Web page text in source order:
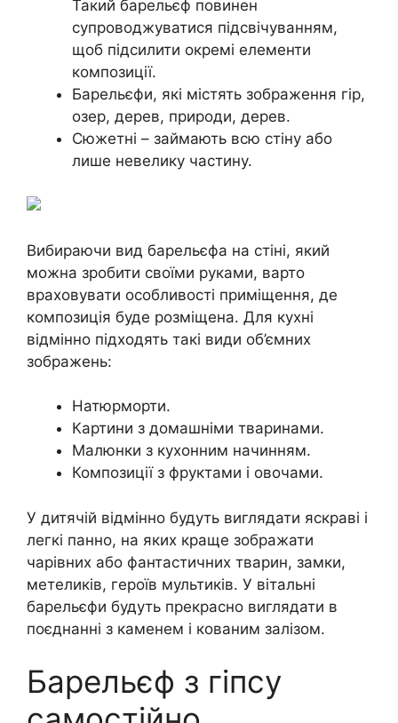
Такий барельєф повинен
супроводжуватися підсвічуванням,
щоб підсилити окремі елементи
композиції.
Барельєфи, які містять зображення гір,
озер, дерев, природи, дерев.
Сюжетні – займають всю стіну або
лише невелику частину.
Вибираючи вид барельєфа на стіні, який
можна зробити своїми руками, варто
враховувати особливості приміщення, де
композиція буде розміщена. Для кухні
відмінно підходять такі види об’ємних
зображень:
Натюрморти.
Картини з домашніми тваринами.
Малюнки з кухонним начинням.
Композиції з фруктами і овочами.
У дитячій відмінно будуть виглядати яскраві і
легкі панно, на яких краще зображати
чарівних або фантастичних тварин, замки,
метеликів, героїв мультиків. У вітальні
барельєфи будуть прекрасно виглядати в
поєднанні з каменем і кованим залізом.
Барельєф з гіпсу